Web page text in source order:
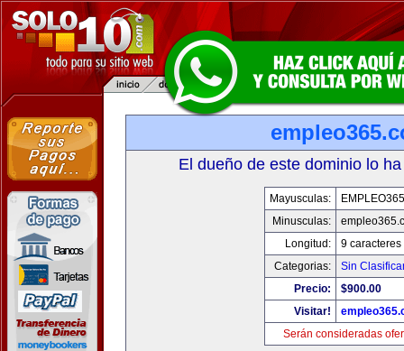
El dueño de este dominio lo
Mayusculas:
Minusculas:
Longitud:
9 caracteres
Categorias:
Sin
Precio:
$900.00
Visitar!
Serán consideradas